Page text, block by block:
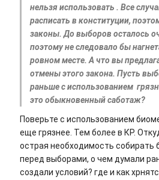
нельзя использовать . Все
расписать в конституции,
законы. До выборов осталось
поэтому не следовало бы
ровном месте. А что вы
отмены этого закона. Пусть
раньше с использованием
это обыкновенный саботаж?
Поверьте с использованием
еще грязнее. Тем более в КР.
острая необходимость собирать
перед выборами, о чем думали
создали условий? где и как